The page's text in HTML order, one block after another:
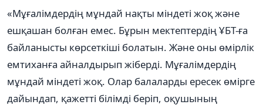
«Мұғалімдердің мұндай нақты міндеті жоқ және
ешқашан болған емес. Бұрын мектептердің ҰБТ-ға
байланысты көрсеткіші болатын. Және оны өмірлік
емтиханға айналдырып жіберді. Мұғалімдердің
мұндай міндеті жоқ. Олар балаларды ересек өмірге
дайындап, қажетті білімді беріп, оқушының